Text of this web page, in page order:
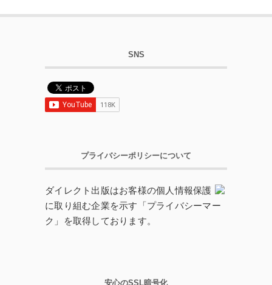
SNS
プライバシーポリシーについて
ダイレクト出版はお客様の個人情報保護
に取り組む企業を示す「プライバシーマー
ク」を取得しております。
安心のSSL暗号化